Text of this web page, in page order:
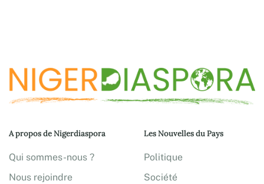
A propos de Nigerdiaspora
Qui sommes-nous ?
Nous rejoindre
Les Nouvelles du Pays
Politique
Société